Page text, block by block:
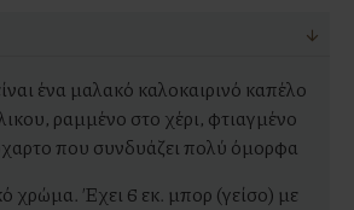
ένα μαλακό καλοκαιρινό καπέλο
ραμμένο στο χέρι, φτιαγμένο
που συνδυάζει πολύ όμορφα
χρώμα. Έχει 6 εκ. μπορ (γείσο) με